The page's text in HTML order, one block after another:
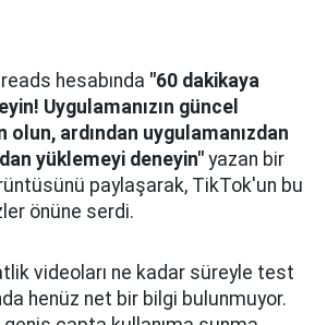
hesabında "60 dakikaya
Uygulamanızın güncel
olun, ardından uygulamanızdan
yüklemeyi deneyin" yazan bir
paylaşarak, TikTok'un bu
önüne serdi.
videoları ne kadar süreyle test
henüz net bir bilgi bulunmuyor.